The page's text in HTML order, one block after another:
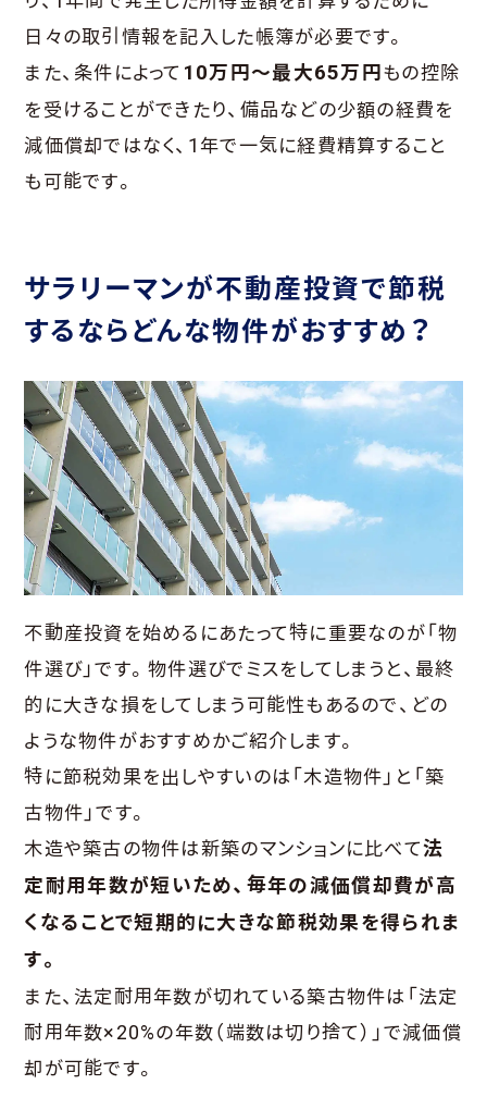
日々の取引情報を記入した帳簿が必要です。
また、条件によって 10万円〜最大65万円もの控除
を受けることができたり、備品などの少額の経費を
減価償却ではなく、1年で一気に経費精算すること
も可能です。
サラリーマンが不動産投資で節税
するならどんな物件がおすすめ？
不動産投資を始めるにあたって特に重要なのが「物
件選び」です。物件選びでミスをしてしまうと、最終
的に大きな損をしてしまう可能性もあるので、どの
ような物件がおすすめかご紹介します。
特に節税効果を出しやすいのは「木造物件」と「築
古物件」です。
木造や築古の物件は新築のマンションに比べて法
定耐用年数が短いため、毎年の減価償却費が高
くなることで短期的に大きな節税効果を得られま
す。
また、法定耐用年数が切れている築古物件は「法定
耐用年数×20%の年数（端数は切り捨て）」で減価償
却が可能です。